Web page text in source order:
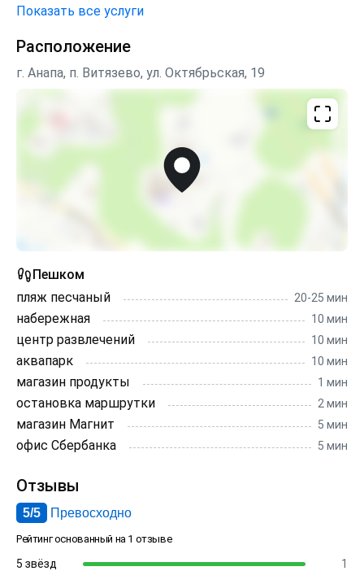
Показать все услуги
Расположение
г. Анапа, п. Витязево, ул. Октябрьская, 19
Пешком
пляж песчаный
20-25 мин
набережная 10 мин
центр развлечений 10 мин
аквапарк 10 мин
магазин продукты 1 мин
остановка маршрутки 2 мин
магазин Магнит 5 мин
офис Сбербанка 5 мин
Отзывы
5/5 Превосходно
Рейтинг основанный на 1 отзыве
5 звёзд
1